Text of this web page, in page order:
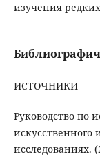
изучения
ИСТОЧНИКИ
Руководство по
исследованиях.